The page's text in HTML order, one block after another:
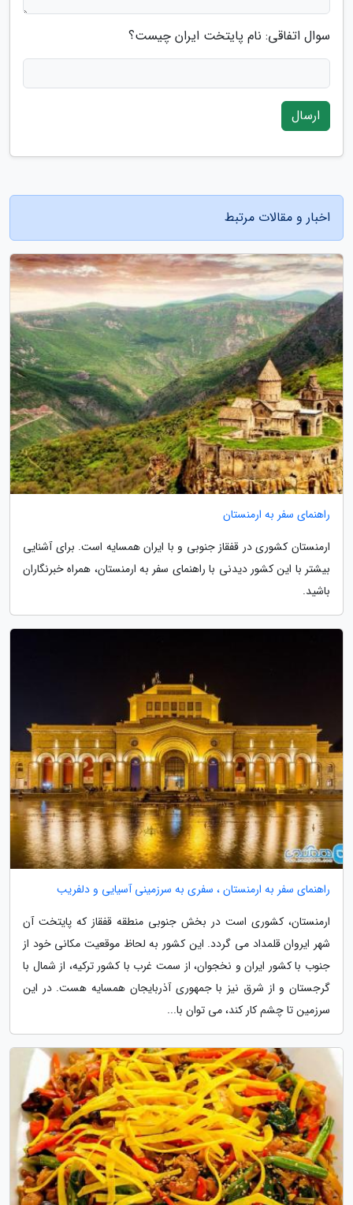
سوال اتفاقی: نام پایتخت ایران چیست؟
ارسال
اخبار و مقالات مرتبط
راهنمای سفر به ارمنستان
ارمنستان کشوری در قفقاز جنوبی و با ایران همسایه است. برای آشنایی
بیشتر با این کشور دیدنی با راهنمای سفر به ارمنستان، همراه خبرنگاران
باشید.
راهنمای سفر به ارمنستان ، سفری به سرزمینی آسیایی و دلفریب
ارمنستان، کشوری است در بخش جنوبی منطقه قفقاز که پایتخت آن
شهر ایروان قلمداد می گردد. این کشور به لحاظ موقعیت مکانی خود از
جنوب با کشور ایران و نخجوان، از سمت غرب با کشور ترکیه، از شمال با
گرجستان و از شرق نیز با جمهوری آذربایجان همسایه هست. در این
سرزمین تا چشم کار کند، می توان با...